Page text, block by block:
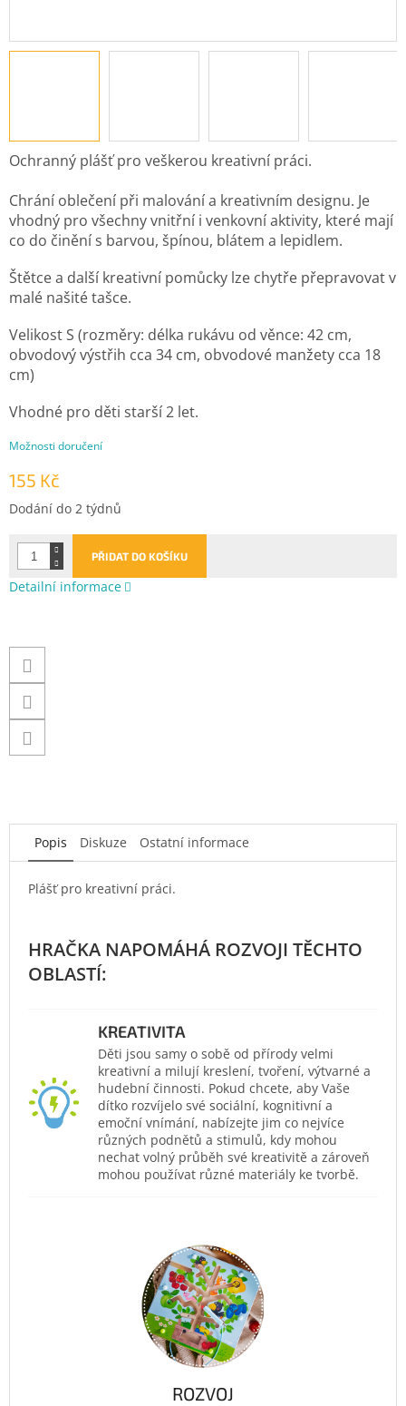
155 Kč
Měrná
Dodání do 2 týdnů
Možnosti doručení
PŘIDAT DO KOŠÍKU
Ochranný plášť pro veškerou kreativní práci.
Chrání oblečení při malování a kreativním designu. Je
vhodný pro všechny vnitřní i venkovní aktivity, které mají
co do činění s barvou, špínou, blátem a lepidlem.
Štětce a další kreativní pomůcky lze chytře přepravovat v
malé našité tašce.
Velikost S (rozměry: délka rukávu od věnce: 42 cm,
obvodový výstřih cca 34 cm, obvodové manžety cca 18
cm)
Vhodné pro děti starší 2 let.
Detailní informace
Popis Diskuze Ostatní informace
Plášť pro kreativní práci.
KREATIVITA
Děti jsou samy o sobě od přírody velmi
kreativní a milují kreslení, tvoření, výtvarné a
hudební činnosti. Pokud chcete, aby Vaše
dítko rozvíjelo své sociální, kognitivní a
emoční vnímání, nabízejte jim co nejvíce
různých podnětů a stimulů, kdy mohou
nechat volný průběh své kreativitě a zároveň
mohou používat různé materiály ke tvorbě.
ROZVOJ